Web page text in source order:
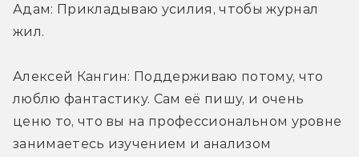
Адам: Прикладываю усилия, чтобы журнал
жил.
Алексей Кангин: Поддерживаю потому, что
люблю фантастику. Сам её пишу, и очень
ценю то, что вы на профессиональном уровне
занимаетесь изучением и анализом